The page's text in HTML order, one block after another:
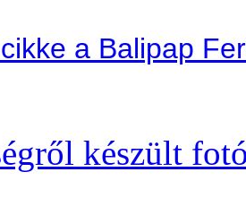
a Balipap
készült